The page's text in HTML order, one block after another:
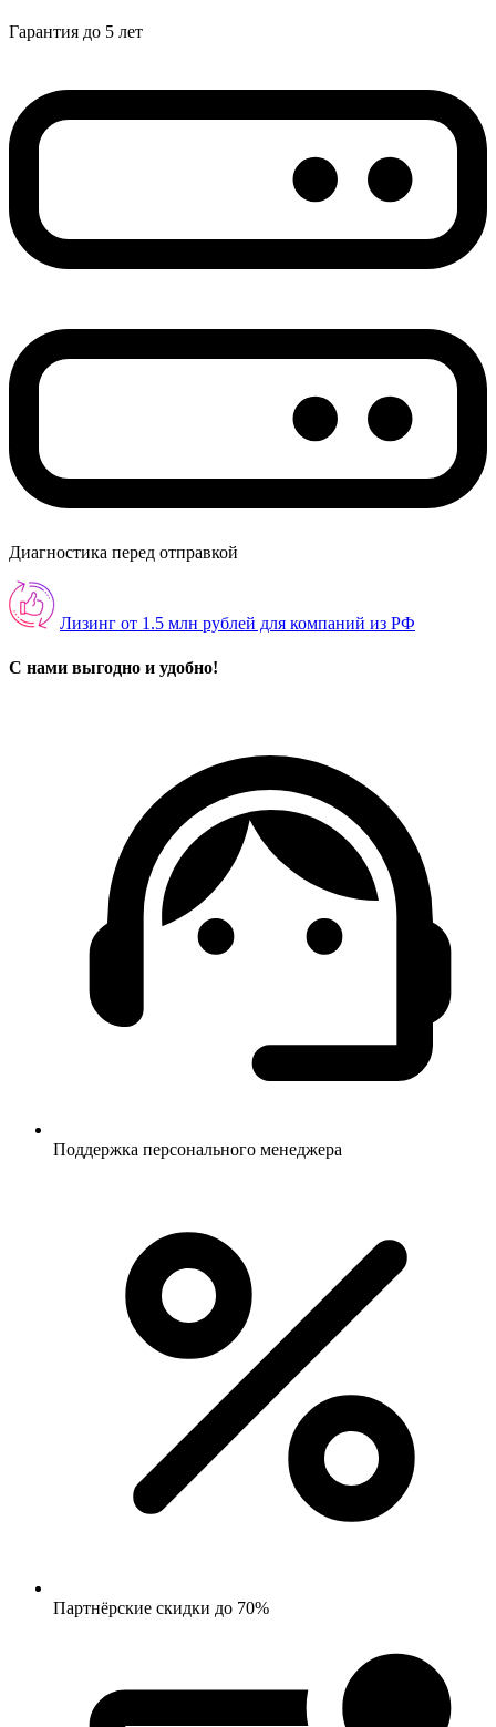
Гарантия до 5 лет
Диагностика перед отправкой
Лизинг от 1.5 млн рублей для компаний из РФ
С нами выгодно и удобно!
Поддержка персонального менеджера
Партнёрские скидки до 70%